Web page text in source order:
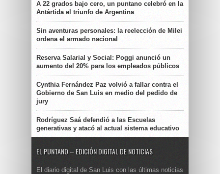
A 22 grados bajo cero, un puntano celebró en la
Antártida el triunfo de Argentina
Sin aventuras personales: la reelección de Milei
ordena el armado nacional
Reserva Salarial y Social: Poggi anunció un
aumento del 20% para los empleados públicos
Cynthia Fernández Paz volvió a fallar contra el
Gobierno de San Luis en medio del pedido de
jury
Rodríguez Saá defendió a las Escuelas
generativas y atacó al actual sistema educativo
EL PUNTANO – EDICIÓN DIGITAL DE NOTICIAS
El diario digital de San Luis con las últimas noticias